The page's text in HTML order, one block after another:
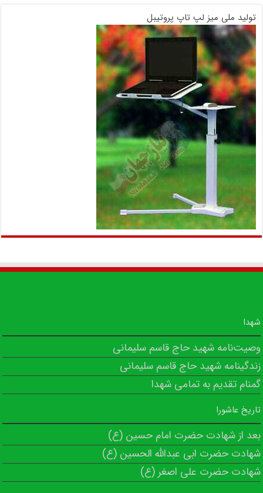
تولید ملی میز لپ تاپ پروتیبل
شهدا
وصیت‌نامه شهید حاج قاسم سلیمانی
زندگینامه شهید حاج قاسم سلیمانی
گمنام تقدیم به تمامی شهدا
تاریخ عاشورا
بعد از شهادت حضرت امام حسین (ع)
شهادت حضرت ابی عبدالله الحسین (ع)
شهادت حضرت علی اصغر (ع)